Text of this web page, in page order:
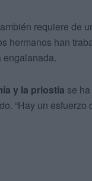
requiere de
hermanos han
engalanada.
y la priostía se
“Hay un